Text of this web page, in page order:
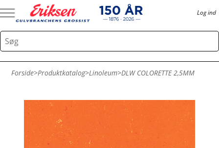
Log ind
Forside>Produktkatalog>Linoleum>DLW COLORETTE 2,5MM